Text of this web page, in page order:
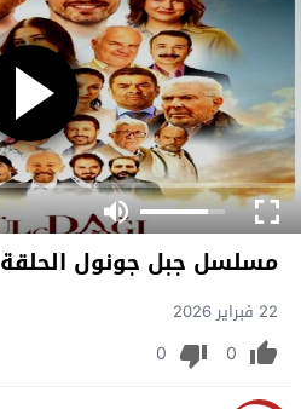
مسلسل جبل جونول الحلقة 206 مترجم
22 فبراير 2026
0
0